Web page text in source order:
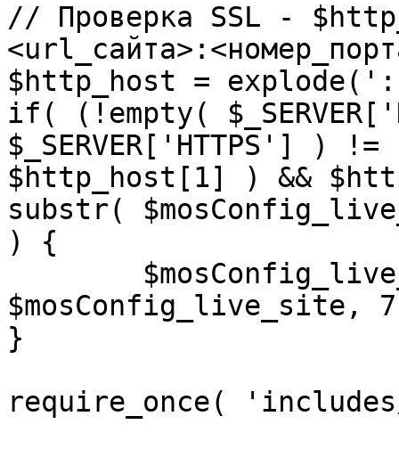
// Проверка SSL -
$http_host = explode(':',
if( (!empty(
$_SERVER['HTTPS']
$http_host[1] ) &&
substr(
) {
$mosConfig_live_site,
}
require_once(